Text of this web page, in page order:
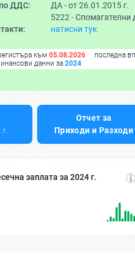
ДДС:
ДА - от 26.01.2015 г.
5222 -Спомагателни
натисни тук
към 05.08.2026 последна
данни за 2024
Отчет за
Приходи и Разходи
заплата за 2024 г.